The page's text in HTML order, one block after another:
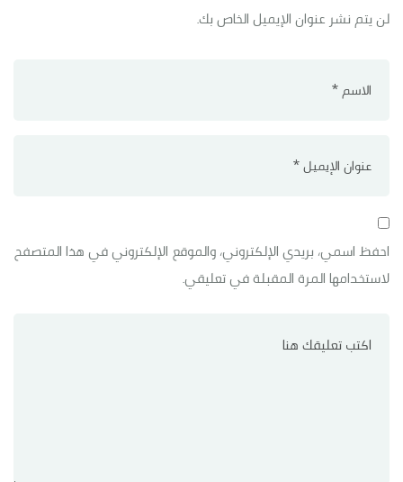
لن يتم نشر عنوان الإيميل الخاص بك.
احفظ اسمي، بريدي الإلكتروني، والموقع الإلكتروني في هذا المتصفح
لاستخدامها المرة المقبلة في تعليقي.